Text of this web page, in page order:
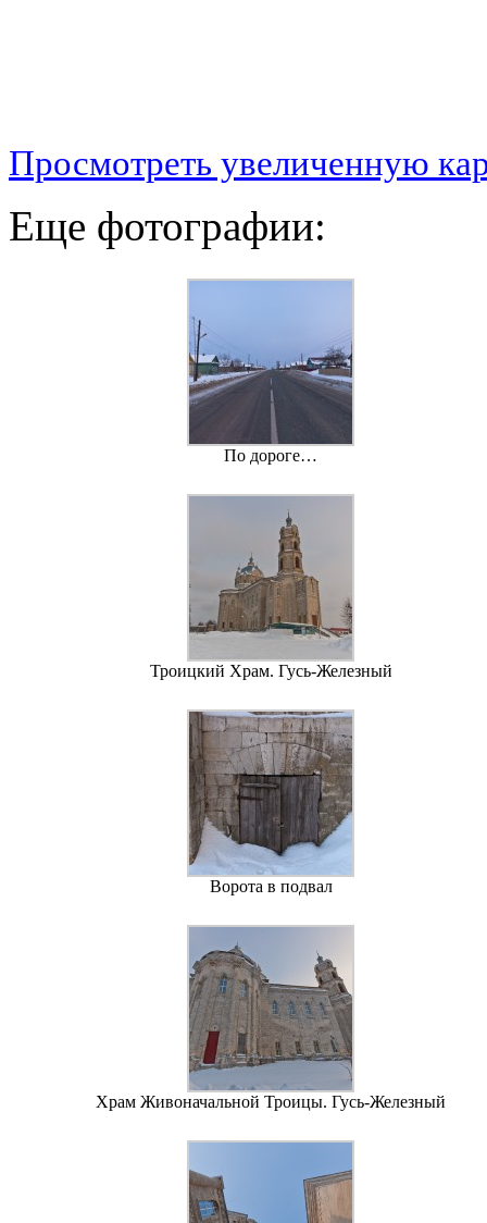
Просмотреть увеличенную
Еще фотографии:
По дороге…
Троицкий Храм. Гусь-Железный
Ворота в подвал
Храм Живоначальной Троицы. Гусь-Железный